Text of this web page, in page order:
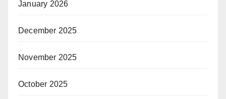
January 2026
December 2025
November 2025
October 2025